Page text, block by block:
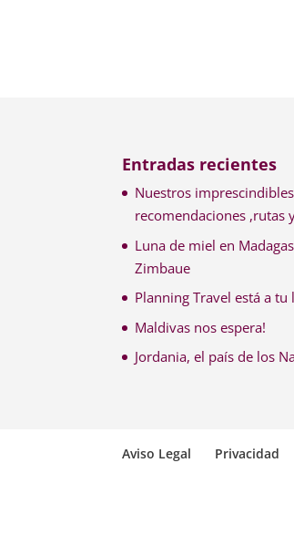
Entradas recientes
Nuestros
recomendaciones ,rutas
Luna de miel en
Zimbaue
Planning Travel está a tu
Maldivas nos espera!
Jordania, el país de los
Aviso Legal Privacidad